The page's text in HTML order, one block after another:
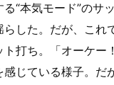
“本気モード”の
した。だが、こ
打ち。「オーケ
じている様子。